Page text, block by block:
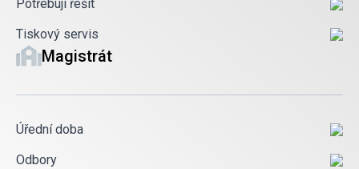
Potřebuji řešit
Tiskový servis
Magistrát
Úřední doba
Odbory